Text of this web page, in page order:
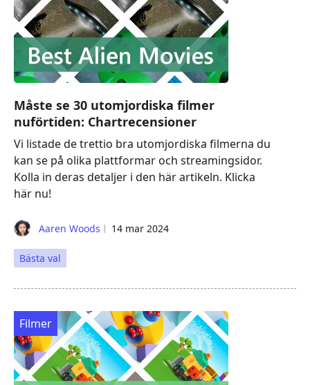
Måste se 30 utomjordiska filmer
nuförtiden: Chartrecensioner
Vi listade de trettio bra utomjordiska filmerna du
kan se på olika plattformar och streamingsidor.
Kolla in deras detaljer i den här artikeln. Klicka
här nu!
Aaren Woods 14 mar 2024
Bästa val
Filmer